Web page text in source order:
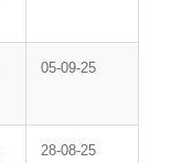
05-09-25
28-08-25